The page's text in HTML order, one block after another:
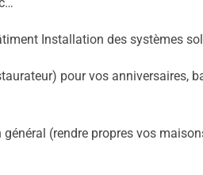
Installation des systèmes
pour vos anniversaires,
général (rendre propres vos